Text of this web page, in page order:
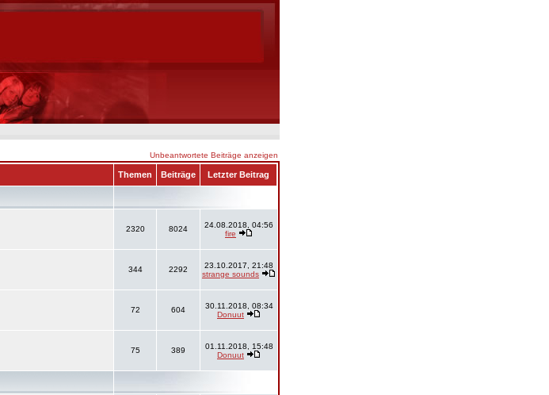
Unbeantwortete Beiträge anzeigen
Themen Beiträge Letzter Beitrag
2320 8024
24.08.2018, 04:56
fire
344 2292
23.10.2017, 21:48
strange sounds
72 604
30.11.2018, 08:34
Donuut
75 389
01.11.2018, 15:48
Donuut